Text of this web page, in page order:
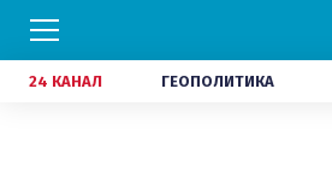
24 КАНАЛ ГЕОПОЛИТИКА